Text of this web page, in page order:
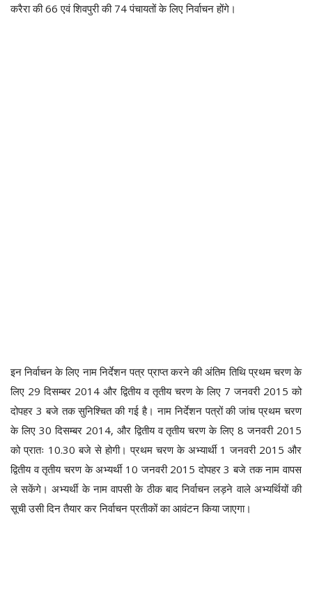
करैरा की 66 एवं शिवपुरी की 74 पंचायतों के लिए निर्वाचन होंगे।
इन निर्वाचन के लिए नाम निर्देशन पत्र प्राप्त करने की अंतिम तिथि प्रथम चरण के
लिए 29 दिसम्बर 2014 और द्वितीय व तृतीय चरण के लिए 7 जनवरी 2015 को
दोपहर 3 बजे तक सुनिश्चित की गई है। नाम निर्देशन पत्रों की जांच प्रथम चरण
के लिए 30 दिसम्बर 2014, और द्वितीय व तृतीय चरण के लिए 8 जनवरी 2015
को प्रातः 10.30 बजे से होगी। प्रथम चरण के अभ्यार्थी 1 जनवरी 2015 और
द्वितीय व तृतीय चरण के अभ्यर्थी 10 जनवरी 2015 दोपहर 3 बजे तक नाम वापस
ले सकेंगे। अभ्यर्थी के नाम वापसी के ठीक बाद निर्वाचन लड़ने वाले अभ्यर्थियों की
सूची उसी दिन तैयार कर निर्वाचन प्रतीकों का आवंटन किया जाएगा।